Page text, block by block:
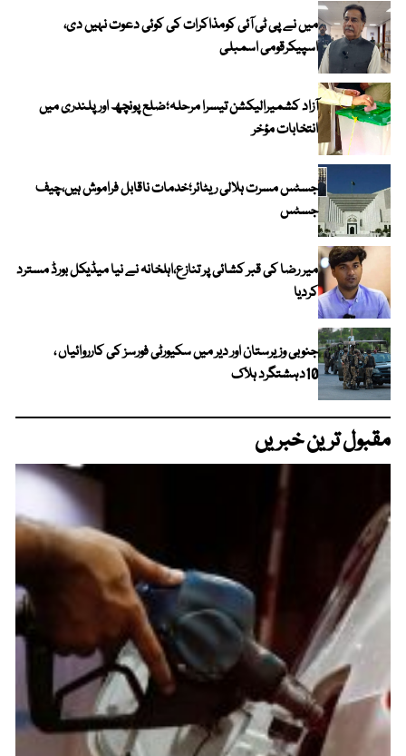
میں نے پی ٹی آئی کومذاکرات کی کوئی دعوت نہیں دی،
اسپیکرقومی اسمبلی
آزاد کشمیرالیکشن تیسرا مرحلہ؛ضلع پونچھ اور پلندری میں
انتخابات مؤخر
جسٹس مسرت ہلالی ریٹائر؛خدمات ناقابل فراموش ہیں،چیف
جسٹس
میر رضا کی قبر کشائی پر تنازع،اہلخانہ نے نیا میڈیکل بورڈ مسترد
کردیا
جنوبی وزیرستان اور دیر میں سکیورٹی فورسز کی کارروائیاں ،
10دہشتگرد ہلاک
مقبول ترین خبریں